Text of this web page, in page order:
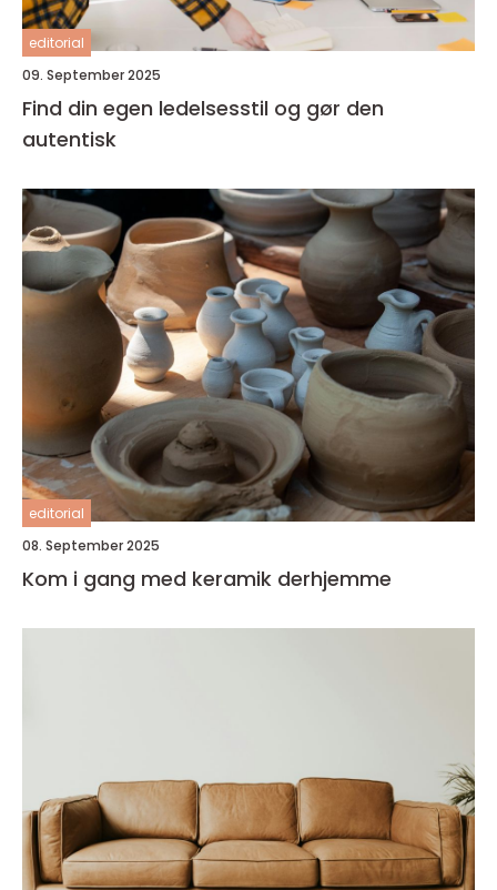
editorial
09. September 2025
Find din egen ledelsesstil og gør den
autentisk
editorial
08. September 2025
Kom i gang med keramik derhjemme